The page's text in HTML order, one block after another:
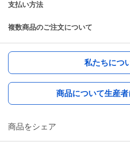
支払い方法
複数商品のご注文について
私たちにつ
商品について生産
商品をシェア